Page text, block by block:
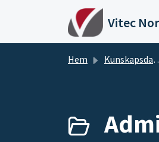
Hoppa över till
Vitec
Hem Kunskapsdatabas